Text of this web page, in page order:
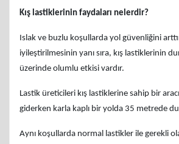
Kış lastiklerinin faydaları nelerdir?
Islak ve buzlu koşullarda yol güvenliğini
iyileştirilmesinin yanı sıra, kış lastiklerinin
üzerinde olumlu etkisi vardır.
Lastik üreticileri kış lastiklerine sahip bir
giderken karla kaplı bir yolda 35 metrede
Aynı koşullarda normal lastikler ile gerekli